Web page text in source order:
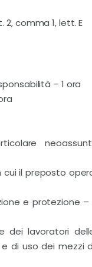
comma 1, lett. E
– 1 ora
cui il preposto
e protezione –
dei lavoratori
di uso dei mezzi